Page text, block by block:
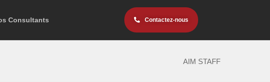
Consultants Contactez-nous
AIM STAFF